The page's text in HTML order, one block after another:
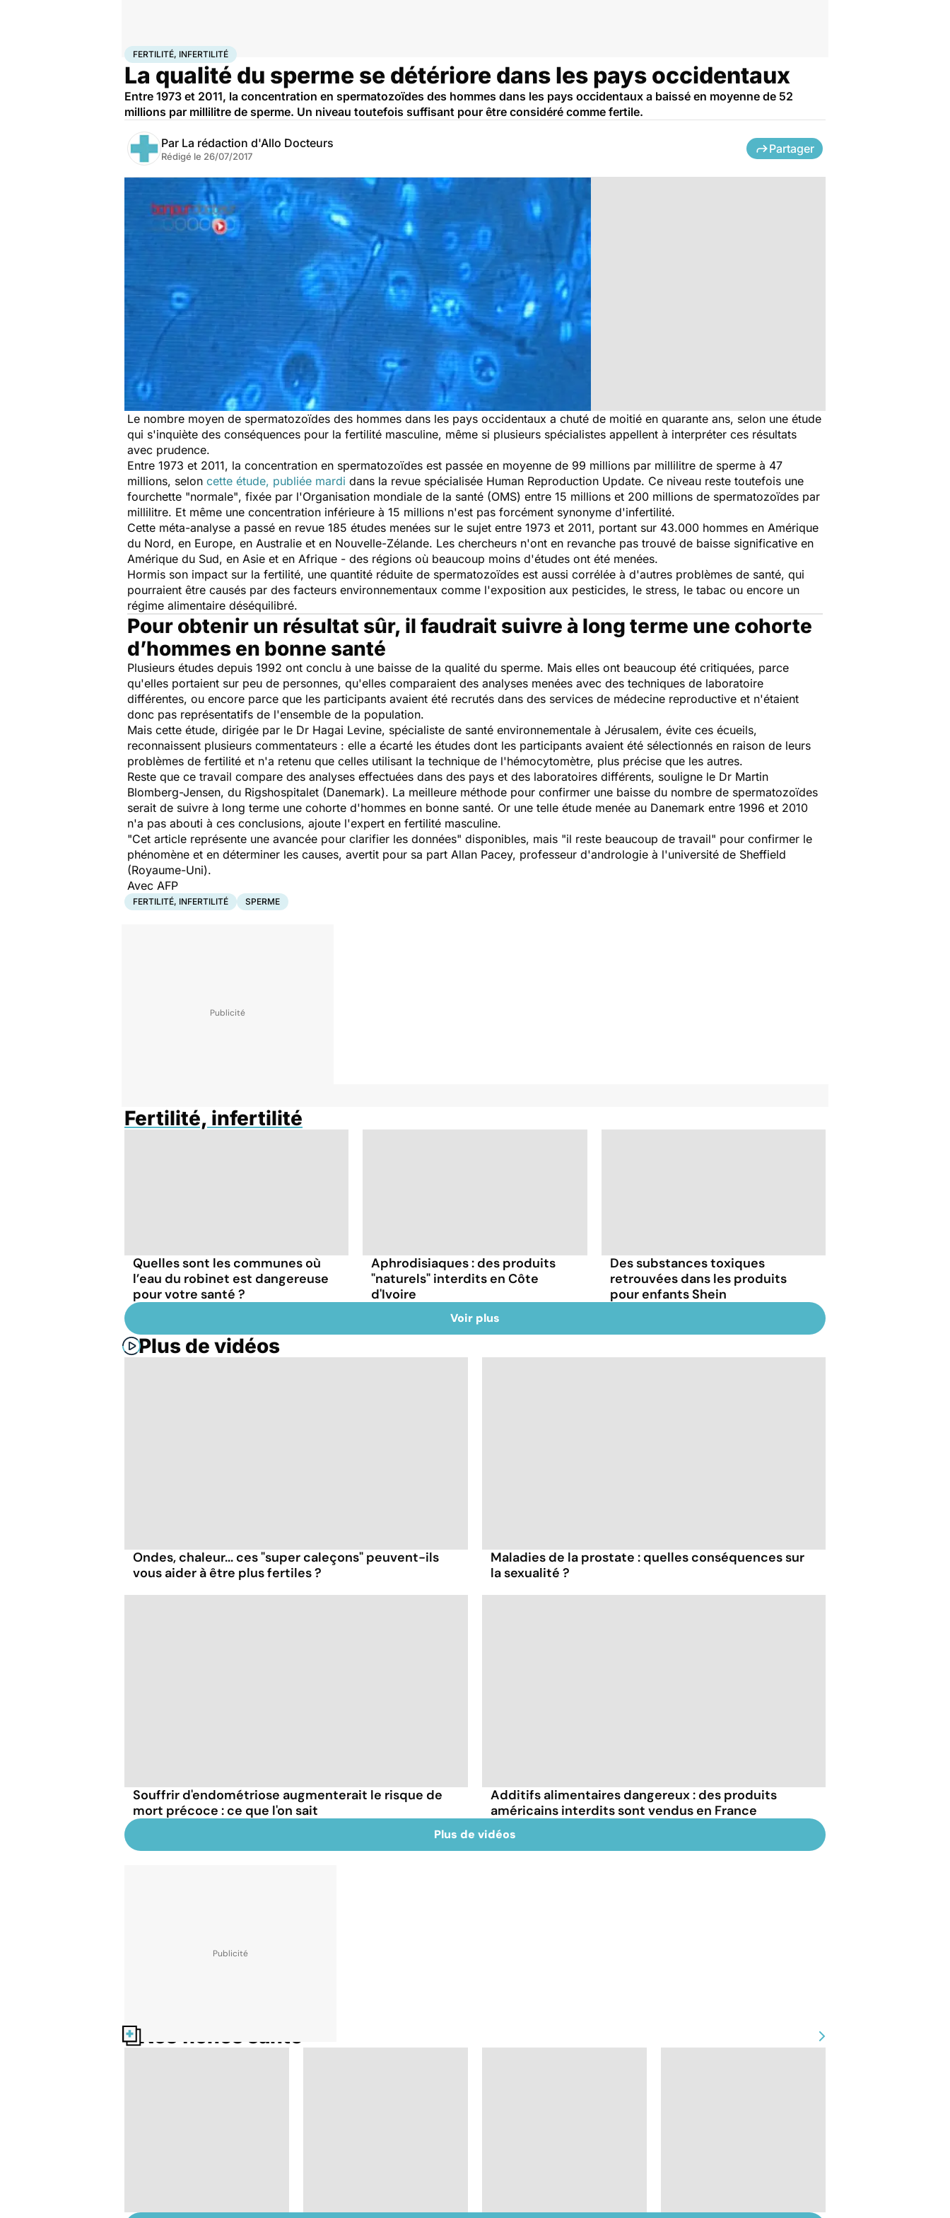
AccueilSanté Fertilité, infertilité
FERTILITÉ, INFERTILITÉ
La qualité du sperme se détériore dans les pays occidentaux
Entre 1973 et 2011, la concentration en spermatozoïdes des hommes dans les pays occidentaux a baissé en moyenne de 52
millions par millilitre de sperme. Un niveau toutefois suffisant pour être considéré comme fertile.
Par La rédaction d'Allo Docteurs
Rédigé le 26/07/2017
Partager
Le nombre moyen de spermatozoïdes des hommes dans les pays occidentaux a chuté de moitié en quarante ans, selon une étude
qui s'inquiète des conséquences pour la fertilité masculine, même si plusieurs spécialistes appellent à interpréter ces résultats
avec prudence.
Entre 1973 et 2011, la concentration en spermatozoïdes est passée en moyenne de 99 millions par millilitre de sperme à 47
millions, selon cette étude, publiée mardi dans la revue spécialisée Human Reproduction Update. Ce niveau reste toutefois une
fourchette "normale", fixée par l'Organisation mondiale de la santé (OMS) entre 15 millions et 200 millions de spermatozoïdes par
millilitre. Et même une concentration inférieure à 15 millions n'est pas forcément synonyme d'infertilité.
Cette méta-analyse a passé en revue 185 études menées sur le sujet entre 1973 et 2011, portant sur 43.000 hommes en Amérique
du Nord, en Europe, en Australie et en Nouvelle-Zélande. Les chercheurs n'ont en revanche pas trouvé de baisse significative en
Amérique du Sud, en Asie et en Afrique - des régions où beaucoup moins d'études ont été menées.
Hormis son impact sur la fertilité, une quantité réduite de spermatozoïdes est aussi corrélée à d'autres problèmes de santé, qui
pourraient être causés par des facteurs environnementaux comme l'exposition aux pesticides, le stress, le tabac ou encore un
régime alimentaire déséquilibré.
Pour obtenir un résultat sûr, il faudrait suivre à long terme une cohorte
d’hommes en bonne santé
Plusieurs études depuis 1992 ont conclu à une baisse de la qualité du sperme. Mais elles ont beaucoup été critiquées, parce
qu'elles portaient sur peu de personnes, qu'elles comparaient des analyses menées avec des techniques de laboratoire
différentes, ou encore parce que les participants avaient été recrutés dans des services de médecine reproductive et n'étaient
donc pas représentatifs de l'ensemble de la population.
Mais cette étude, dirigée par le Dr Hagai Levine, spécialiste de santé environnementale à Jérusalem, évite ces écueils,
reconnaissent plusieurs commentateurs : elle a écarté les études dont les participants avaient été sélectionnés en raison de leurs
problèmes de fertilité et n'a retenu que celles utilisant la technique de l'hémocytomètre, plus précise que les autres.
Reste que ce travail compare des analyses effectuées dans des pays et des laboratoires différents, souligne le Dr Martin
Blomberg-Jensen, du Rigshospitalet (Danemark). La meilleure méthode pour confirmer une baisse du nombre de spermatozoïdes
serait de suivre à long terme une cohorte d'hommes en bonne santé. Or une telle étude menée au Danemark entre 1996 et 2010
n'a pas abouti à ces conclusions, ajoute l'expert en fertilité masculine.
"Cet article représente une avancée pour clarifier les données" disponibles, mais "il reste beaucoup de travail" pour confirmer le
phénomène et en déterminer les causes, avertit pour sa part Allan Pacey, professeur d'andrologie à l'université de Sheffield
(Royaume-Uni).
Avec AFP
FERTILITÉ, INFERTILITÉ SPERME
Fertilité, infertilité
Quelles sont les communes où
l’eau du robinet est dangereuse
pour votre santé ?
Aphrodisiaques : des produits
"naturels" interdits en Côte
d'Ivoire
Des substances toxiques
retrouvées dans les produits
pour enfants Shein
Voir plus
Plus de vidéos
Ondes, chaleur... ces "super caleçons" peuvent-ils
vous aider à être plus fertiles ?
Maladies de la prostate : quelles conséquences sur
la sexualité ?
Souffrir d'endométriose augmenterait le risque de
mort précoce : ce que l'on sait
Additifs alimentaires dangereux : des produits
américains interdits sont vendus en France
Plus de vidéos
Nos fiches santé